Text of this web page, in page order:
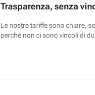
Trasparenza, senza
Le nostre tariffe sono chiare,
perché non ci sono vincoli di